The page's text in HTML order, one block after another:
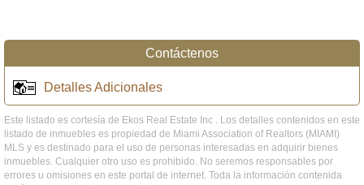
Contáctenos
Detalles Adicionales
Este listado es cortesía de Ekos Real Estate Inc . Los detalles contenidos en este
listado de inmuebles es propiedad de Miami Association of Realtors (MIAMI)
MLS y es destinado para el uso de personas interesadas en adquirir bienes
inmuebles. Cualquier otro uso es prohibido. No seremos responsables por
errores u omisiones en este portal de internet. Toda la información contenida